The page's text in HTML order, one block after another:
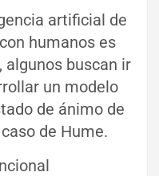
artificial de
humanos es
algunos buscan ir
un modelo
de ánimo de
de Hume.